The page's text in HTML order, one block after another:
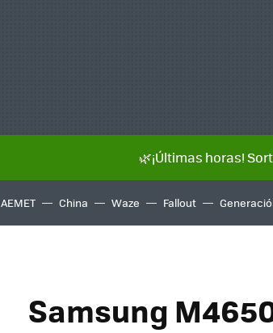
🌿¡Últimas horas!
AEMET China Waze Fallout
Samsung